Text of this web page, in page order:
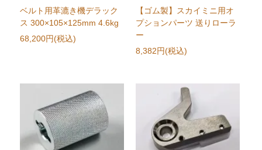
ベルト用革漉き機デラック
ス 300×105×125mm 4.6kg
68,200円(税込)
【ゴム製】スカイミニ用オ
プションパーツ 送りローラ
ー
8,382円(税込)